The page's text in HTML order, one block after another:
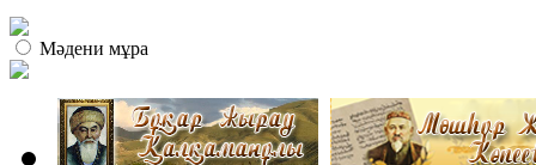
Мәдени мұра